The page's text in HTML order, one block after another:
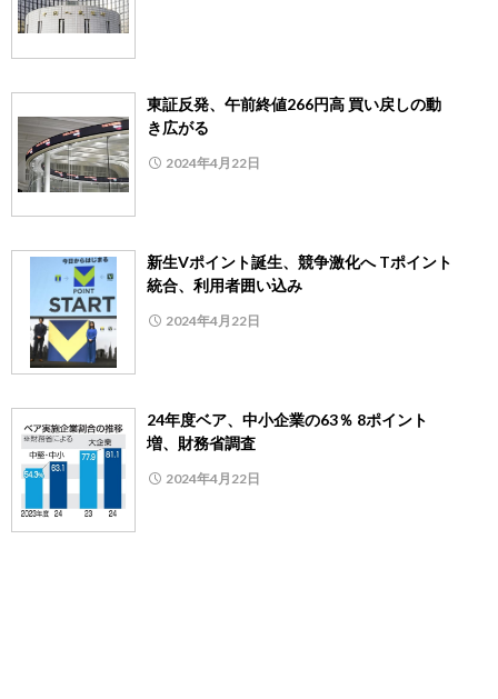
東証反発、午前終値266円高 買い戻しの動
き広がる
2024年4月22日
新生Vポイント誕生、競争激化へ Tポイント
統合、利用者囲い込み
2024年4月22日
24年度ベア、中小企業の63％ 8ポイント
増、財務省調査
2024年4月22日